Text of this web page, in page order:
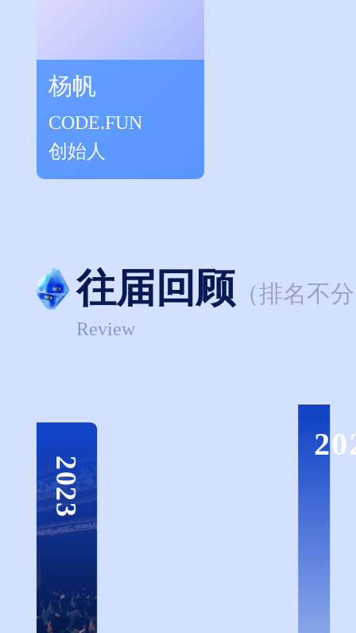
杨帆
CODE.FUN
创始人
往届回顾 （排名不
Review
2023